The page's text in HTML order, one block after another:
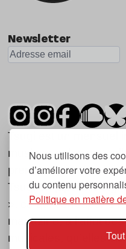
Nous utilisons des
d’améliorer votre
du contenu
Politique en matière
Newsletter
Tsugi est un mensuel
musique et les
première parution
Tsugi en japonais
», ce qui correspond à
magazine, à l’affût
musicales, qu’elles